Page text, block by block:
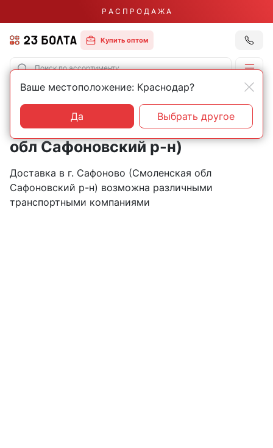
Р А С П Р О Д А Ж А
Купить оптом
Главная Контакты Сафоново
Пункты выдачи товаров в
городе Сафоново (Смоленская
обл Сафоновский р-н)
Доставка в г. Сафоново (Смоленская обл
Сафоновский р-н) возможна различными
транспортными компаниями
Ваше местоположение: Краснодар?
Да Выбрать другое